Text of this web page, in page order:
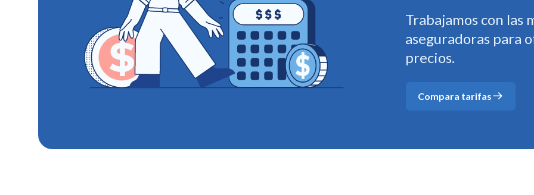
Trabajamos con las
aseguradoras para
precios.
Compara tarifas